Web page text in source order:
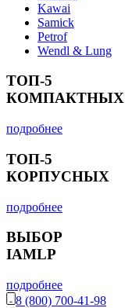
Kawai
Samick
Petrof
Wendl & Lung
ТОП-5
КОМПАКТНЫХ
подробнее
ТОП-5
КОРПУСНЫХ
подробнее
ВЫБОР
IAMLP
подробнее
8 (800) 700-41-98